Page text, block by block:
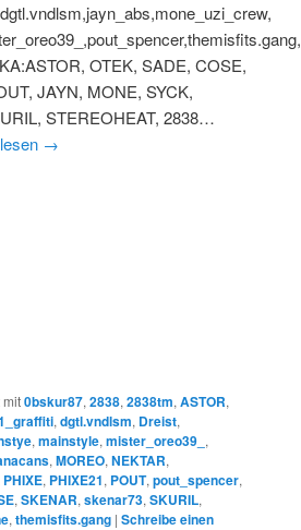
OTEK, SADE, COSE,
JAYN, MONE, SYCK,
STEREOHEAT, 2838…
→
mit0bskur87, 2838, 2838tm, ASTOR,
, dgtl.vndlsm, Dreist,
, mainstyle, mister_oreo39_ ,
, MOREO, NEKTAR,
PHIXE, PHIXE21, POUT, pout_spencer,
, SKENAR, skenar73, SKURIL,
, themisfits.gang | Schreibe einen